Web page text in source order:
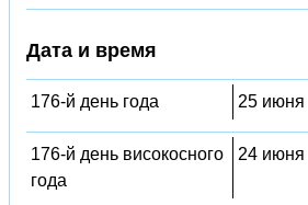
Дата и время
176-й день года 25 июня
176-й день високосного
года
24 июня